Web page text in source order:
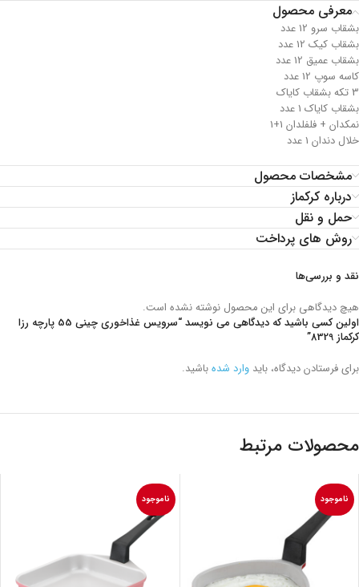
معرفی محصول
بشقاب سرو 12 عدد
بشقاب کیک 12 عدد
بشقاب عمیق 12 عدد
کاسه سوپ 12 عدد
3 تکه بشقاب کایاک
بشقاب کایاک 1 عدد
نمکدان + فلفلدان 1+1
خلال دندان 1 عدد
مشخصات محصول
درباره کرکماز
حمل و نقل
روش های پرداخت
نقد و بررسی‌ها
هیچ دیدگاهی برای این محصول نوشته نشده است.
اولین کسی باشید که دیدگاهی می نویسد “سرویس غذاخوری چینی 55 پارچه رزا
کرکماز 8329”
برای فرستادن دیدگاه، باید وارد شدهباشید.
محصولات مرتبط
ناموجود ناموجود